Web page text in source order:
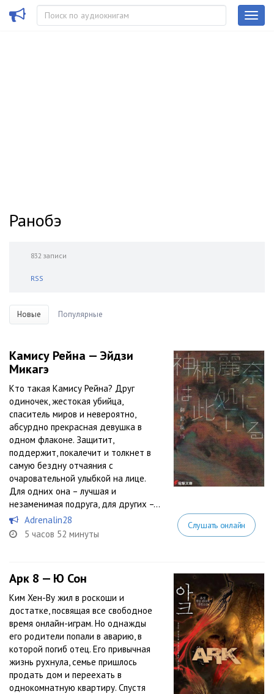
Ранобэ
832 записи
RSS
Новые Популярные
Камису Рейна — Эйдзи
Микагэ
Кто такая Камису Рейна? Друг
одиночек, жестокая убийца,
спаситель миров и невероятно,
абсурдно прекрасная девушка в
одном флаконе. Защитит,
поддержит, покалечит и толкнет в
самую бездну отчаяния с
очаровательной улыбкой на лице.
Для одних она – лучшая и
незаменимая подруга, для других –...
Adrenalin28
5 часов 52 минуты
Слушать онлайн
Арк 8 — Ю Сон
Ким Хен-Ву жил в роскоши и
достатке, посвящая все свободное
время онлайн-играм. Но однажды
его родители попали в аварию, в
которой погиб отец. Его привычная
жизнь рухнула, семье пришлось
продать дом и переехать в
однокомнатную квартиру. Спустя